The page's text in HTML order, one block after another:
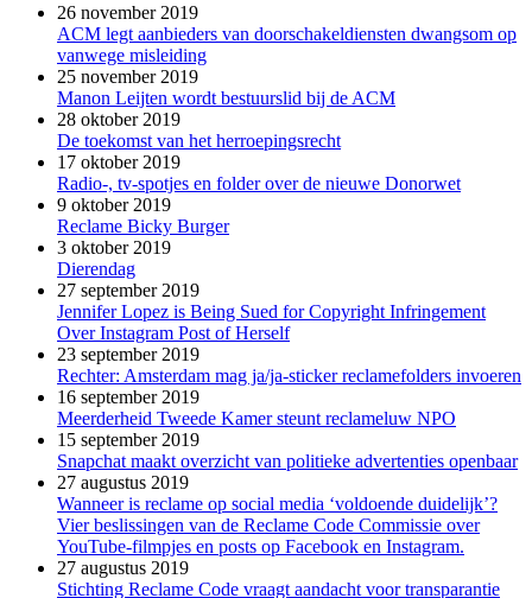
26 november 2019
ACM legt aanbieders van doorschakeldiensten dwangsom op
vanwege misleiding
25 november 2019
Manon Leijten wordt bestuurslid bij de ACM
28 oktober 2019
De toekomst van het herroepingsrecht
17 oktober 2019
Radio-, tv-spotjes en folder over de nieuwe Donorwet
9 oktober 2019
Reclame Bicky Burger
3 oktober 2019
Dierendag
27 september 2019
Jennifer Lopez is Being Sued for Copyright Infringement
Over Instagram Post of Herself
23 september 2019
Rechter: Amsterdam mag ja/ja-sticker reclamefolders invoeren
16 september 2019
Meerderheid Tweede Kamer steunt reclameluw NPO
15 september 2019
Snapchat maakt overzicht van politieke advertenties openbaar
27 augustus 2019
Wanneer is reclame op social media ‘voldoende duidelijk’?
Vier beslissingen van de Reclame Code Commissie over
YouTube-filmpjes en posts op Facebook en Instagram.
27 augustus 2019
Stichting Reclame Code vraagt aandacht voor transparantie